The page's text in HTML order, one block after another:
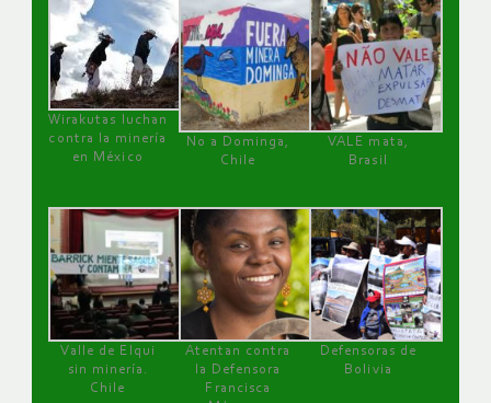
Wirakutas luchan
contra la minería
en México
No a Dominga,
Chile
VALE mata,
Brasil
Valle de Elqui
sin minería.
Chile
Atentan contra
la Defensora
Francisca
Defensoras de
Bolivia